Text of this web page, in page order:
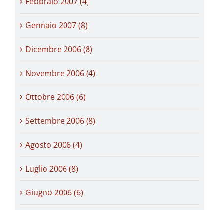
Gennaio 2007 (8)
Dicembre 2006 (8)
Novembre 2006 (4)
Ottobre 2006 (6)
Settembre 2006 (8)
Agosto 2006 (4)
Luglio 2006 (8)
Giugno 2006 (6)